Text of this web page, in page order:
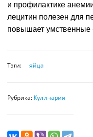
и профилактике
лецитин полезен для
повышает умственные
Тэги: яйца
Рубрика: Кулинария